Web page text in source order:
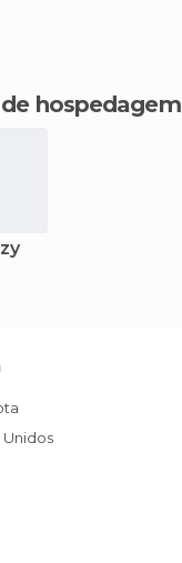
de hospedagem
Unidos